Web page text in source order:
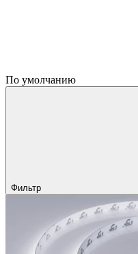
По умолчанию
Фильтр